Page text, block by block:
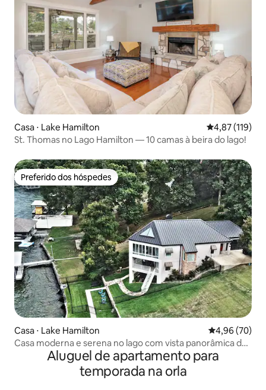
Casa ⋅ Lake Hamilton 4,87 de uma
4,87 (119)
St. Thomas no Lago Hamilton — 10 camas à beira do lago!
Preferido dos hóspedes
Preferido dos hóspedes
Casa ⋅ Lake Hamilton 4,96 de uma
4,96 (70)
Casa moderna e serena no lago com vista panorâmica do
canal principalAluguel de apartamento para
temporada na orla